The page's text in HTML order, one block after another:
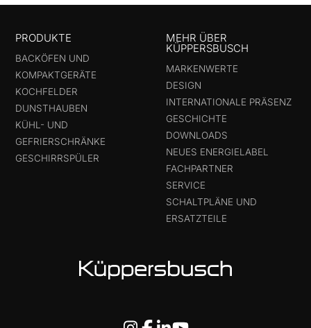
PRODUKTE
BACKÖFEN UND
KOMPAKTGERÄTE
KOCHFELDER
DUNSTHAUBEN
KÜHL- UND
GEFRIERSCHRÄNKE
GESCHIRRSPÜLER
MEHR ÜBER
KÜPPERSBUSCH
MARKENWERTE
DESIGN
INTERNATIONALE PRÄSENZ
GESCHICHTE
DOWNLOADS
NEUES ENERGIELABEL
FACHPARTNER
SERVICE
SCHALTPLÄNE UND
ERSATZTEILE